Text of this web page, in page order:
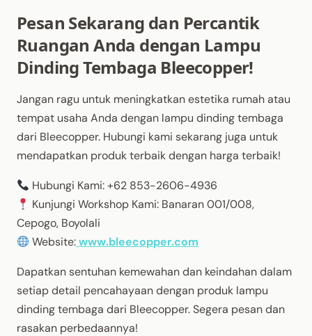
Pesan Sekarang dan Percantik
Ruangan Anda dengan Lampu
Dinding Tembaga Bleecopper!
Jangan ragu untuk meningkatkan estetika rumah atau
tempat usaha Anda dengan lampu dinding tembaga
dari Bleecopper. Hubungi kami sekarang juga untuk
mendapatkan produk terbaik dengan harga terbaik!
Hubungi Kami: +62 853-2606-4936
Kunjungi Workshop Kami: Banaran 001/008,
Cepogo, Boyolali
Website: www.bleecopper.com
Dapatkan sentuhan kemewahan dan keindahan dalam
setiap detail pencahayaan dengan produk lampu
dinding tembaga dari Bleecopper. Segera pesan dan
rasakan perbedaannya!